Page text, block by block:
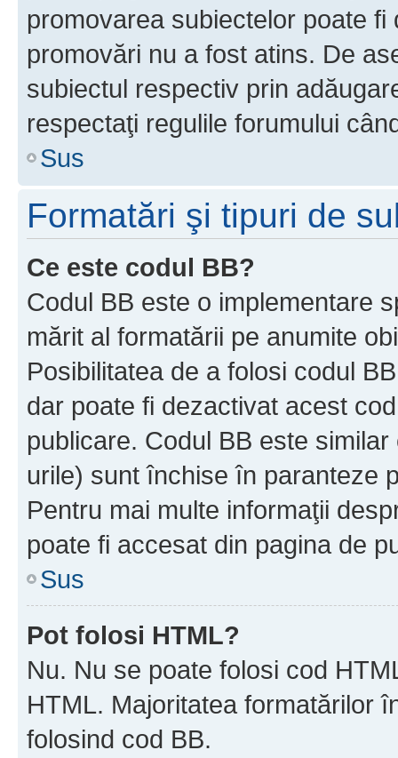
promovarea subiectelor poate
promovări nu a fost atins. De
subiectul respectiv prin
respectaţi regulile forumului
Sus
Formatări şi tipuri de
Ce este codul BB?
Codul BB este o implementare
mărit al formatării pe anumite
Posibilitatea de a folosi codul
dar poate fi dezactivat acest
publicare. Codul BB este
urile) sunt închise în paranteze
Pentru mai multe informaţii
poate fi accesat din pagina de
Sus
Pot folosi HTML?
Nu. Nu se poate folosi cod
HTML. Majoritatea formatărilor
folosind cod BB.